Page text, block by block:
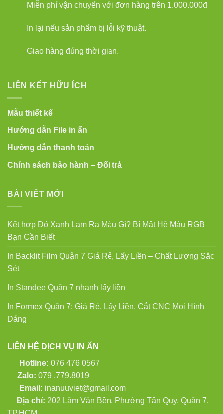
Miễn phí vận chuyển với đơn hàng trên 1.000.000đ
In lại nếu sản phẩm bị lỗi kỹ thuật.
Giao hàng đúng thời gian.
LIÊN KẾT HỮU ÍCH
Mẫu thiết kế
Hướng dẫn File in ấn
Hướng dẫn thanh toán
Chính sách bảo hành – Đổi trả
BÀI VIẾT MỚI
Kết hợp Đỏ Xanh Lam Ra Màu Gì? Bí Mật Hệ Màu RGB
Bạn Cần Biết
In Backlit Film Quận 7 Giá Rẻ, Lấy Liền – Chất Lượng Sắc
Sét
In Standee Quận 7 nhanh lấy liền
In Formex Quận 7: Giá Rẻ, Lấy Liền, Cắt CNC Mọi Hình
Dáng
LIÊN HỆ DỊCH VỤ IN ẤN
Hotline: 076 476 0567
Zalo: 079 .779.8019
Email: inanuuviet@gmail.com
Địa chỉ: 202 Lâm Văn Bền, Phường Tân Quy, Quận 7,